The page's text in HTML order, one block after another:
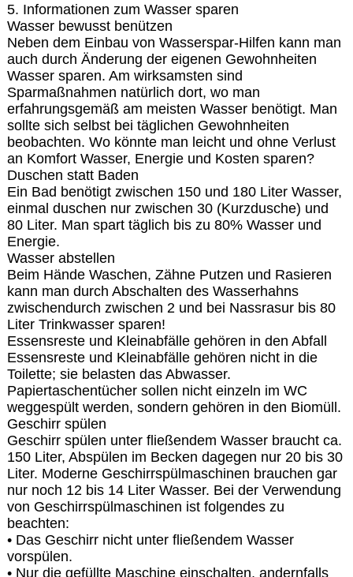
5. Informationen zum Wasser sparen
Wasser bewusst benützen
Neben dem Einbau von Wasserspar-Hilfen kann man
auch durch Änderung der eigenen Gewohnheiten
Wasser sparen. Am wirksamsten sind
Sparmaßnahmen natürlich dort, wo man
erfahrungsgemäß am meisten Wasser benötigt. Man
sollte sich selbst bei täglichen Gewohnheiten
beobachten. Wo könnte man leicht und ohne Verlust
an Komfort Wasser, Energie und Kosten sparen?
Duschen statt Baden
Ein Bad benötigt zwischen 150 und 180 Liter Wasser,
einmal duschen nur zwischen 30 (Kurzdusche) und
80 Liter. Man spart täglich bis zu 80% Wasser und
Energie.
Wasser abstellen
Beim Hände Waschen, Zähne Putzen und Rasieren
kann man durch Abschalten des Wasserhahns
zwischendurch zwischen 2 und bei Nassrasur bis 80
Liter Trinkwasser sparen!
Essensreste und Kleinabfälle gehören in den Abfall
Essensreste und Kleinabfälle gehören nicht in die
Toilette; sie belasten das Abwasser.
Papiertaschentücher sollen nicht einzeln im WC
weggespült werden, sondern gehören in den Biomüll.
Geschirr spülen
Geschirr spülen unter fließendem Wasser braucht ca.
150 Liter, Abspülen im Becken dagegen nur 20 bis 30
Liter. Moderne Geschirrspülmaschinen brauchen gar
nur noch 12 bis 14 Liter Wasser. Bei der Verwendung
von Geschirrspülmaschinen ist folgendes zu
beachten:
• Das Geschirr nicht unter fließendem Wasser
vorspülen.
• Nur die gefüllte Maschine einschalten, andernfalls